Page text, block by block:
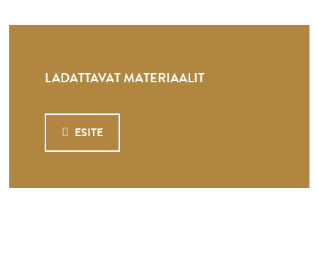
LADATTAVAT MATERIAALIT
ESITE